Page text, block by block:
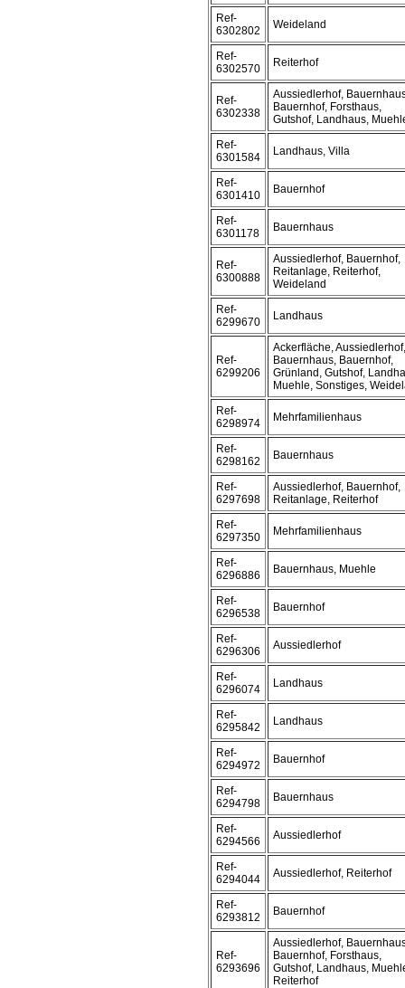
Ref-
6302802
Weideland
Ref-
6302570
Reiterhof
Ref-
6302338
Aussiedlerhof,
Bauernhof, Forsthaus,
Gutshof, Landhaus,
Ref-
6301584
Landhaus, Villa
Ref-
6301410
Bauernhof
Ref-
6301178
Bauernhaus
Ref-
6300888
Aussiedlerhof, Bauernhof,
Reitanlage, Reiterhof,
Weideland
Ref-
6299670
Landhaus
Ref-
6299206
Ackerfläche, Aussiedlerhof,
Bauernhaus, Bauernhof,
Grünland, Gutshof,
Muehle, Sonstiges,
Ref-
6298974
Mehrfamilienhaus
Ref-
6298162
Bauernhaus
Ref-
6297698
Aussiedlerhof, Bauernhof,
Reitanlage, Reiterhof
Ref-
6297350
Mehrfamilienhaus
Ref-
6296886
Bauernhaus, Muehle
Ref-
6296538
Bauernhof
Ref-
6296306
Aussiedlerhof
Ref-
6296074
Landhaus
Ref-
6295842
Landhaus
Ref-
6294972
Bauernhof
Ref-
6294798
Bauernhaus
Ref-
6294566
Aussiedlerhof
Ref-
6294044
Aussiedlerhof, Reiterhof
Ref-
6293812
Bauernhof
Ref-
6293696
Aussiedlerhof,
Bauernhof, Forsthaus,
Gutshof, Landhaus,
Reiterhof